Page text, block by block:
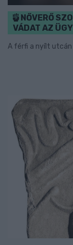
NŐVERŐ
VÁDAT AZ
A férfi a nyílt